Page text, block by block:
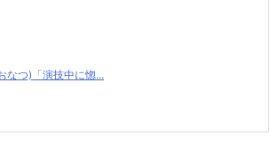
なつ)「演技中に惚...